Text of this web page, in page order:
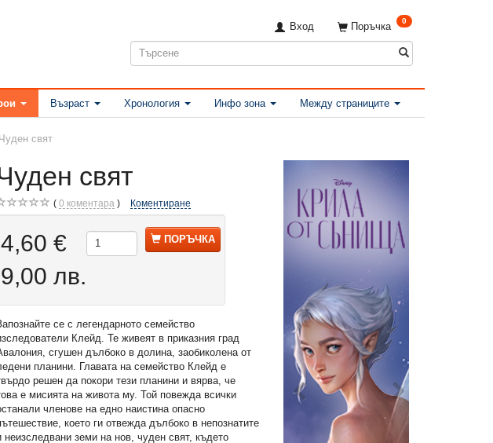
Поръчка 0
Вход
Възраст Хронология Инфо зона Между страниците
Чуден свят
свят
0 коментара Коментиране
4,60 €
9,00 лв.
ПОРЪЧКА
се с легендарното семейство
Клейд. Те живеят в приказния град
сгушен дълбоко в долина, заобиколена от
планини. Главата на семейство Клейд е
решен да покори тези планини и вярва, че
е мисията на живота му. Той повежда всички
членове на едно наистина опасно
което ги отвежда дълбоко в непознатите
неизследвани земи на нов, чуден свят, където